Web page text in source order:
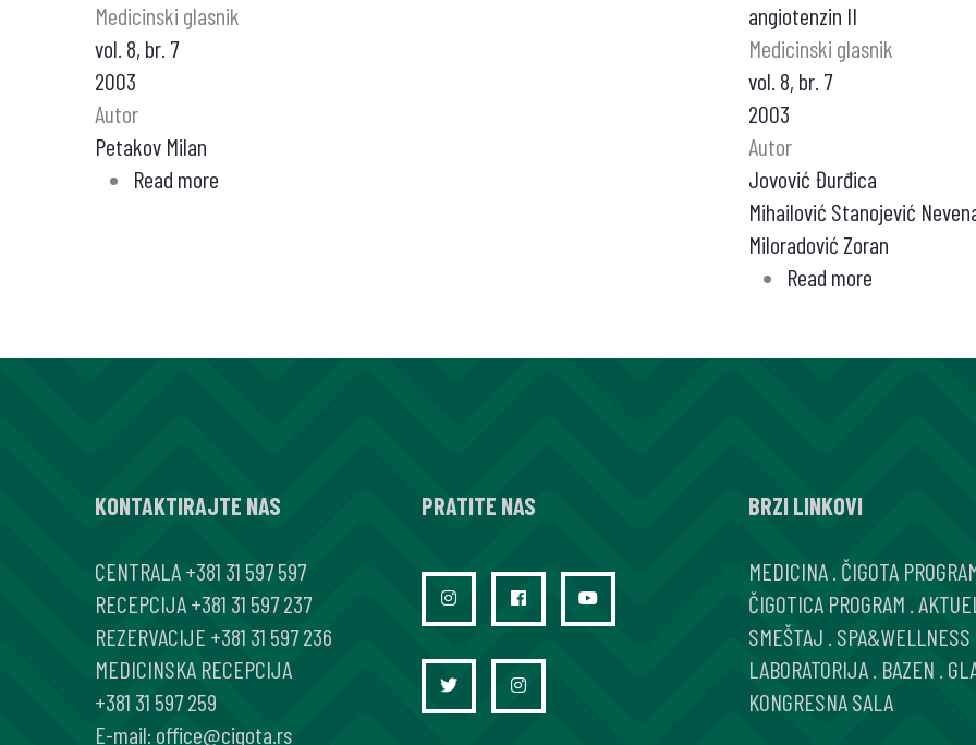
Medicinski glasnik
vol. 8, br. 7
2003
Autor
Petakov Milan
Read more
angiotenzin II
Medicinski glasnik
vol. 8, br. 7
2003
Autor
Jovović Đurđica
Mihailović Stanojević
Miloradović Zoran
Read more
KONTAKTIRAJTE NAS
CENTRALA+381 31 597 597
RECEPCIJA+381 31 597 237
REZERVACIJE +381 31 597 236
MEDICINSKA RECEPCIJA
+381 31 597 259
E-mail: office@cigota.rs
PRATITE NAS BRZI LINKOVI
MEDICINA ČIGOTA
ČIGOTICA PROGRAM
SMEŠTAJ SPA&WELLNESS
LABORATORIJA BAZEN
KONGRESNA SALA